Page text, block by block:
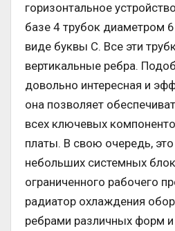
горизонтальное
базе 4 трубок диаметром
виде буквы С. Все эти
вертикальные ребра.
довольно интересная и
она позволяет
всех ключевых
платы. В свою очередь,
небольших системных
ограниченного рабочего
радиатор охлаждения
ребрами различных форм